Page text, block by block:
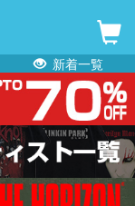
新着一覧